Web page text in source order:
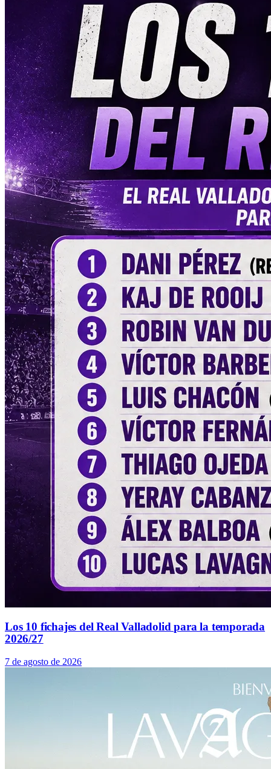
Los 10 fichajes del Real Valladolid para la temporada
2026/27
7 de agosto de 2026